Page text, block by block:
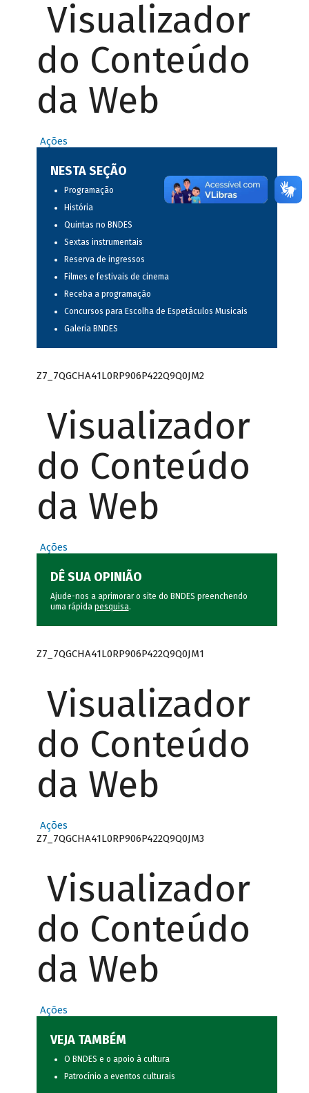
Visualizador
do Conteúdo
da Web
Ações
NESTA SEÇÃO
Programação
História
Quintas no BNDES
Sextas instrumentais
Reserva de ingressos
Filmes e festivais de cinema
Receba a programação
Concursos para Escolha de Espetáculos Musicais
Galeria BNDES
Z7_7QGCHA41L0RP906P422Q9Q0JM2
Visualizador
do Conteúdo
da Web
Ações
DÊ SUA OPINIÃO
Ajude-nos a aprimorar o site do BNDES preenchendo
uma rápida pesquisa.
Z7_7QGCHA41L0RP906P422Q9Q0JM1
Visualizador
do Conteúdo
da Web
Ações
Z7_7QGCHA41L0RP906P422Q9Q0JM3
Visualizador
do Conteúdo
da Web
Ações
VEJA TAMBÉM
O BNDES e o apoio à cultura
Patrocínio a eventos culturais